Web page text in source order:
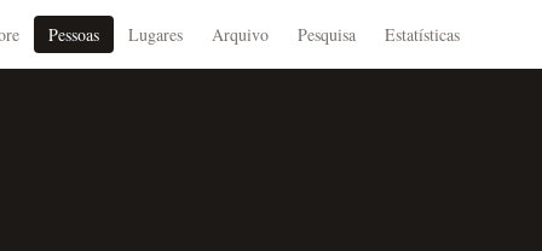
Pessoas Lugares Arquivo Pesquisa Estatísticas